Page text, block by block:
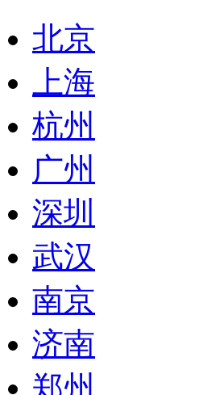
北京
上海
杭州
广州
深圳
武汉
南京
济南
郑州